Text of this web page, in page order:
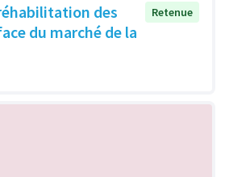
des
du marché de la
Retenue